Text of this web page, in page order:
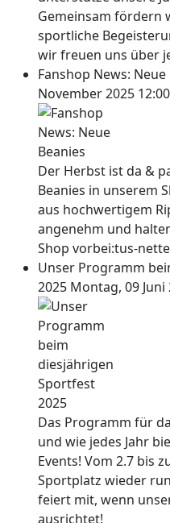
Gemeinsam fördern
sportliche
wir freuen uns über
Fanshop News: Neue
November 2025 12:00
Der Herbst ist da &
Beanies in unserem
aus hochwertigem
angenehm und
Shop vorbei:tus-
Unser Programm
2025 Montag, 09 Juni
Das Programm für
und wie jedes Jahr
Events! Vom 2.7 bis
Sportplatz wieder
feiert mit, wenn
ausrichtet!